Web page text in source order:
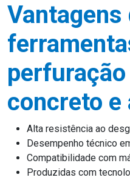
Vantagens
concreto e
Alta resistência ao
Desempenho técnico
Compatibilidade com
Produzidas com